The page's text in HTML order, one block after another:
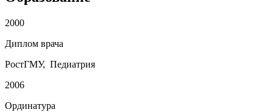
2000
Диплом врача
РостГМУ, Педиатрия
2006
Ординатура